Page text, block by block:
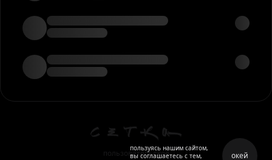
пользовательское
пользуясь нашим сайтом,
вы соглашаетесь с тем,
окей